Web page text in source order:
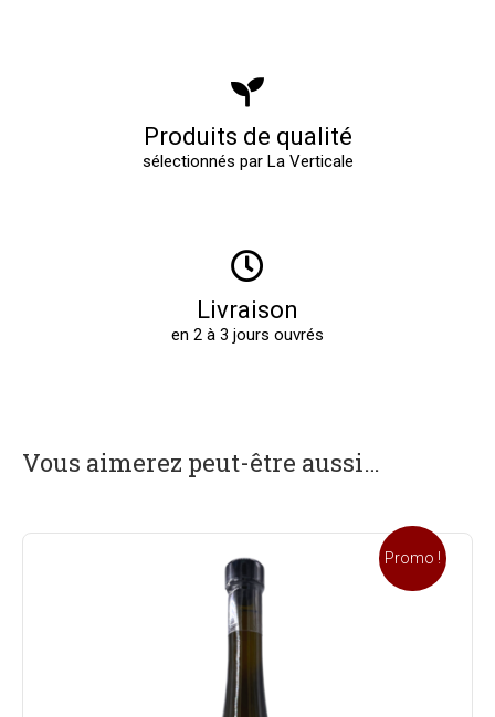
Produits de qualité
sélectionnés par La Verticale
Livraison
en 2 à 3 jours ouvrés
Vous aimerez peut-être aussi…
Promo !